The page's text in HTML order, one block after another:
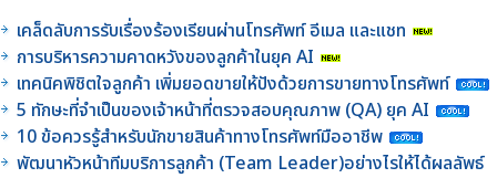
เคล็ดลับการรับเรื่องร้องเรียนผ่านโทรศัพท์ อีเมล และแชท
การบริหารความคาดหวังของลูกค้าในยุค AI
เทคนิคพิชิตใจลูกค้า เพิ่มยอดขายให้ปังด้วยการขายทางโทรศัพท์
5 ทักษะที่จำเป็นของเจ้าหน้าที่ตรวจสอบคุณภาพ (QA) ยุค AI
10 ข้อควรรู้สำหรับนักขายสินค้าทางโทรศัพท์มืออาชีพ
พัฒนาหัวหน้าทีมบริการลูกค้า (Team Leader)อย่างไรให้ได้ผลลัพธ์